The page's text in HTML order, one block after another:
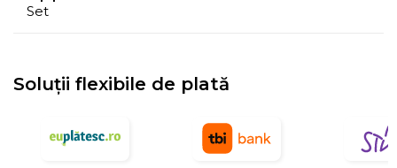
Set
Soluții flexibile de plată